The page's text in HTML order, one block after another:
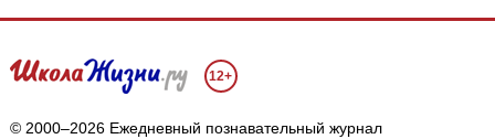
12+
© 2000–2026 Ежедневный познавательный журнал